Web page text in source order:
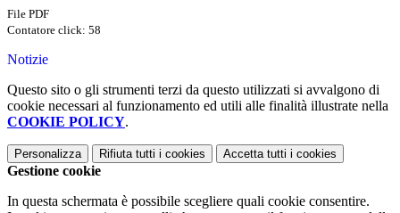
File PDF
Contatore click: 58
Notizie
Questo sito o gli strumenti terzi da questo utilizzati si avvalgono di
cookie necessari al funzionamento ed utili alle finalità illustrate nella
COOKIE POLICY.
Personalizza Rifiuta tutti i cookies Accetta tutti i cookies
Gestione cookie
In questa schermata è possibile scegliere quali cookie consentire.